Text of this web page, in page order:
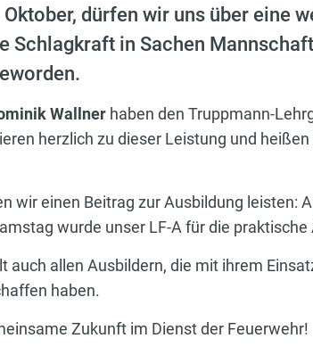
dürfen wir uns über eine
Schlagkraft in Sachen
Wallner haben den Truppmann-
herzlich zu dieser Leistung und
wir einen Beitrag zur Ausbildung leisten:
wurde unser LF-A für die
auch allen Ausbildern, die mit ihrem
haben.
Zukunft im Dienst der Feuerwehr!